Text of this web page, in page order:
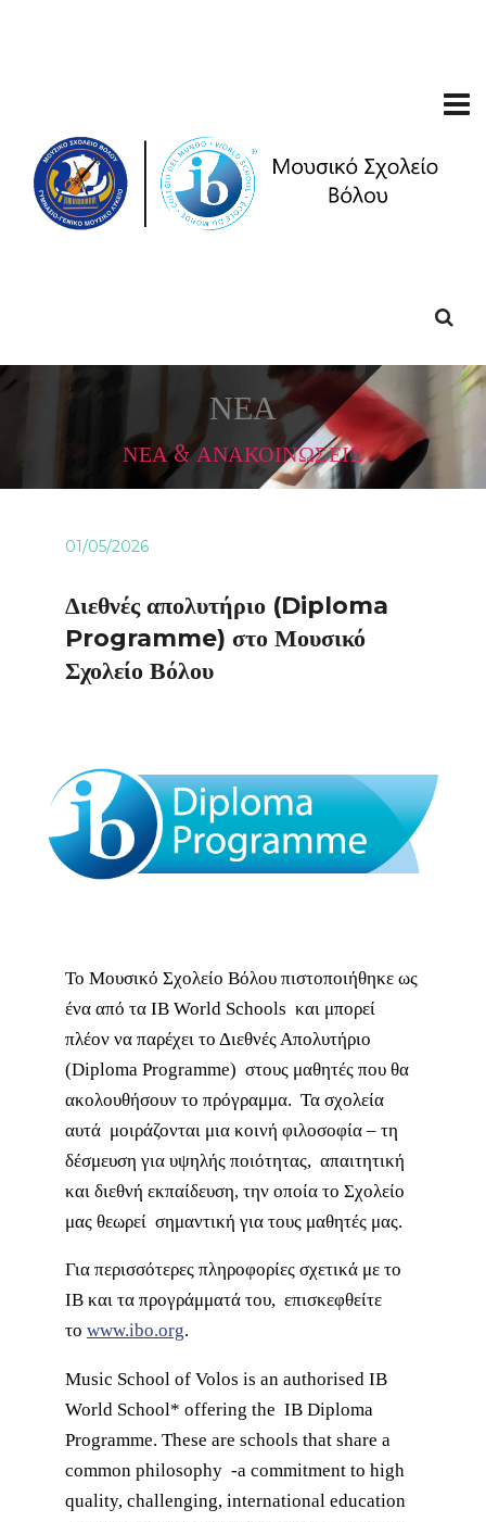
ΝΕΑ
ΝΕΑ & ΑΝΑΚΟΙΝΩΣΕΙΣ
01/05/2026
Διεθνές απολυτήριο (Diploma
Programme) στο Μουσικό
Σχολείο Βόλου
Το Μουσικό Σχολείο Βόλου πιστοποιήθηκε ως
ένα από τα IB World Schools και μπορεί
πλέον να παρέχει το Διεθνές Απολυτήριο
(Diploma Programme) στους μαθητές που θα
ακολουθήσουν το πρόγραμμα. Τα σχολεία
αυτά μοιράζονται μια κοινή φιλοσοφία – τη
δέσμευση για υψηλής ποιότητας, απαιτητική
και διεθνή εκπαίδευση, την οποία το Σχολείο
μας θεωρεί σημαντική για τους μαθητές μας.
Για περισσότερες πληροφορίες σχετικά με το
IB και τα προγράμματά του, επισκεφθείτε
το www.ibo.org.
Music School of Volos is an authorised IB
World School* offering the IB Diploma
Programme. These are schools that share a
common philosophy -a commitment to high
quality, challenging, international education